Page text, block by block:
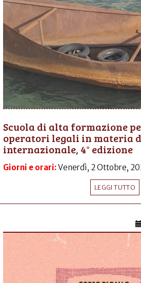
Scuola di alta formazione
operatori legali in materia
internazionale, 4° edizione
Giorni e orari:Venerdì, 2 Ottobre,
LEGGI TUTTO